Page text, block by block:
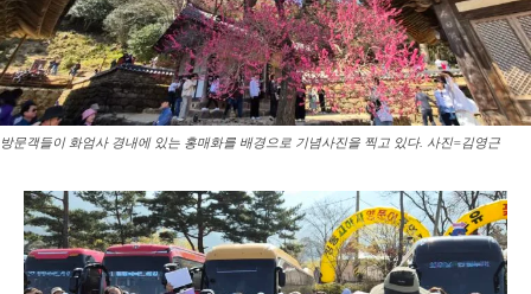
방문객들이 화엄사 경내에 있는 홍매화를 배경으로 기념사진을 찍고 있다. 사진=김영근